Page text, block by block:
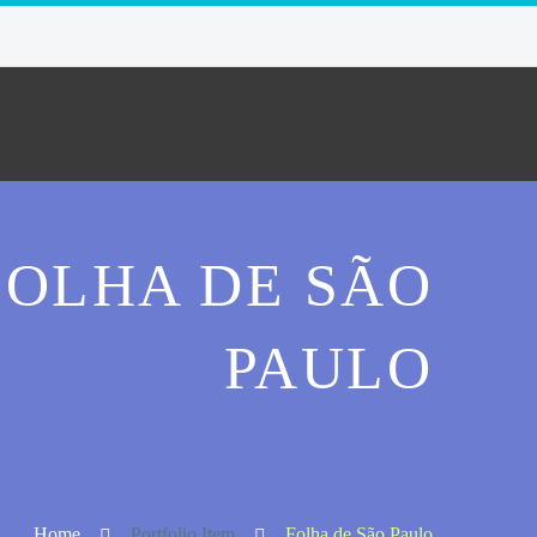
DE SÃO
PAULO